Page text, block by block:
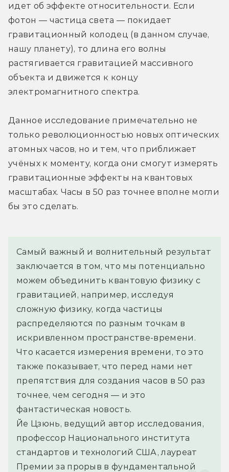
идет об эффекте относительности. Если
фотон — частица света — покидает
гравитационный колодец (в данном случае,
нашу планету), то длина его волны
растягивается гравитацией массивного
объекта и движется к концу
электромагнитного спектра.
Данное исследование примечательно не
только революционностью новых оптических
атомных часов, но и тем, что приближает
учёных к моменту, когда они смогут измерять
гравитационные эффекты на квантовых
масштабах. Часы в 50 раз точнее вполне могли
бы это сделать.
Самый важный и волнительный результат
заключается в том, что мы потенциально
можем объединить квантовую физику с
гравитацией, например, исследуя
сложную физику, когда частицы
распределяются по разным точкам в
искривленном пространстве-времени.
Что касается измерения времени, то это
также показывает, что перед нами нет
препятствия для создания часов в 50 раз
точнее, чем сегодня — и это
фантастическая новость.
Йе Цзюнь, ведущий автор исследования,
профессор Национального института
стандартов и технологий США, лауреат
Премии за прорыв в фундаментальной